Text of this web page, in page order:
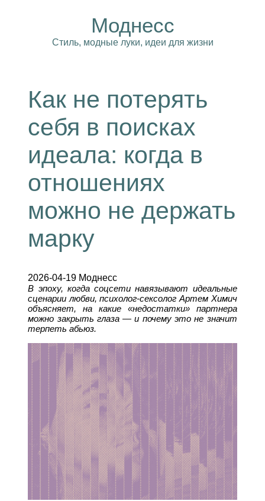
Моднесс
Стиль, модные луки, идеи для жизни
Как не потерять
себя в поисках
идеала: когда в
отношениях
можно не держать
марку
2026-04-19 Моднесс
В эпоху, когда соцсети навязывают идеальные
сценарии любви, психолог-сексолог Артем Химич
объясняет, на какие «недостатки» партнера
можно закрыть глаза — и почему это не значит
терпеть абьюз.